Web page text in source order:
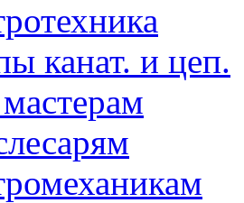
канат. и цеп.